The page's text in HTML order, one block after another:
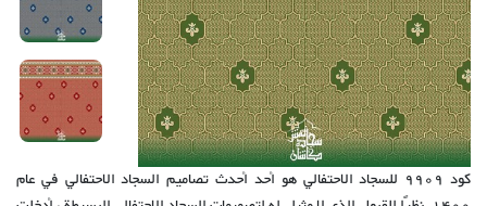
كود 9909 للسجاد الاحتفالي هو أحد أحدث تصاميم السجاد الاحتفالي في عام